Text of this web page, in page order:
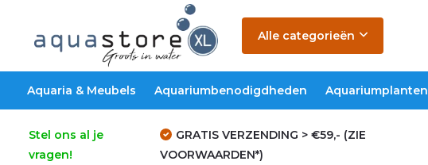
Alle categorieën
Aquaria & Meubels Aquariumbenodigdheden Aquariumplanten
Stel ons al je
vragen!
GRATIS VERZENDING > €59,- (ZIE
VOORWAARDEN*)